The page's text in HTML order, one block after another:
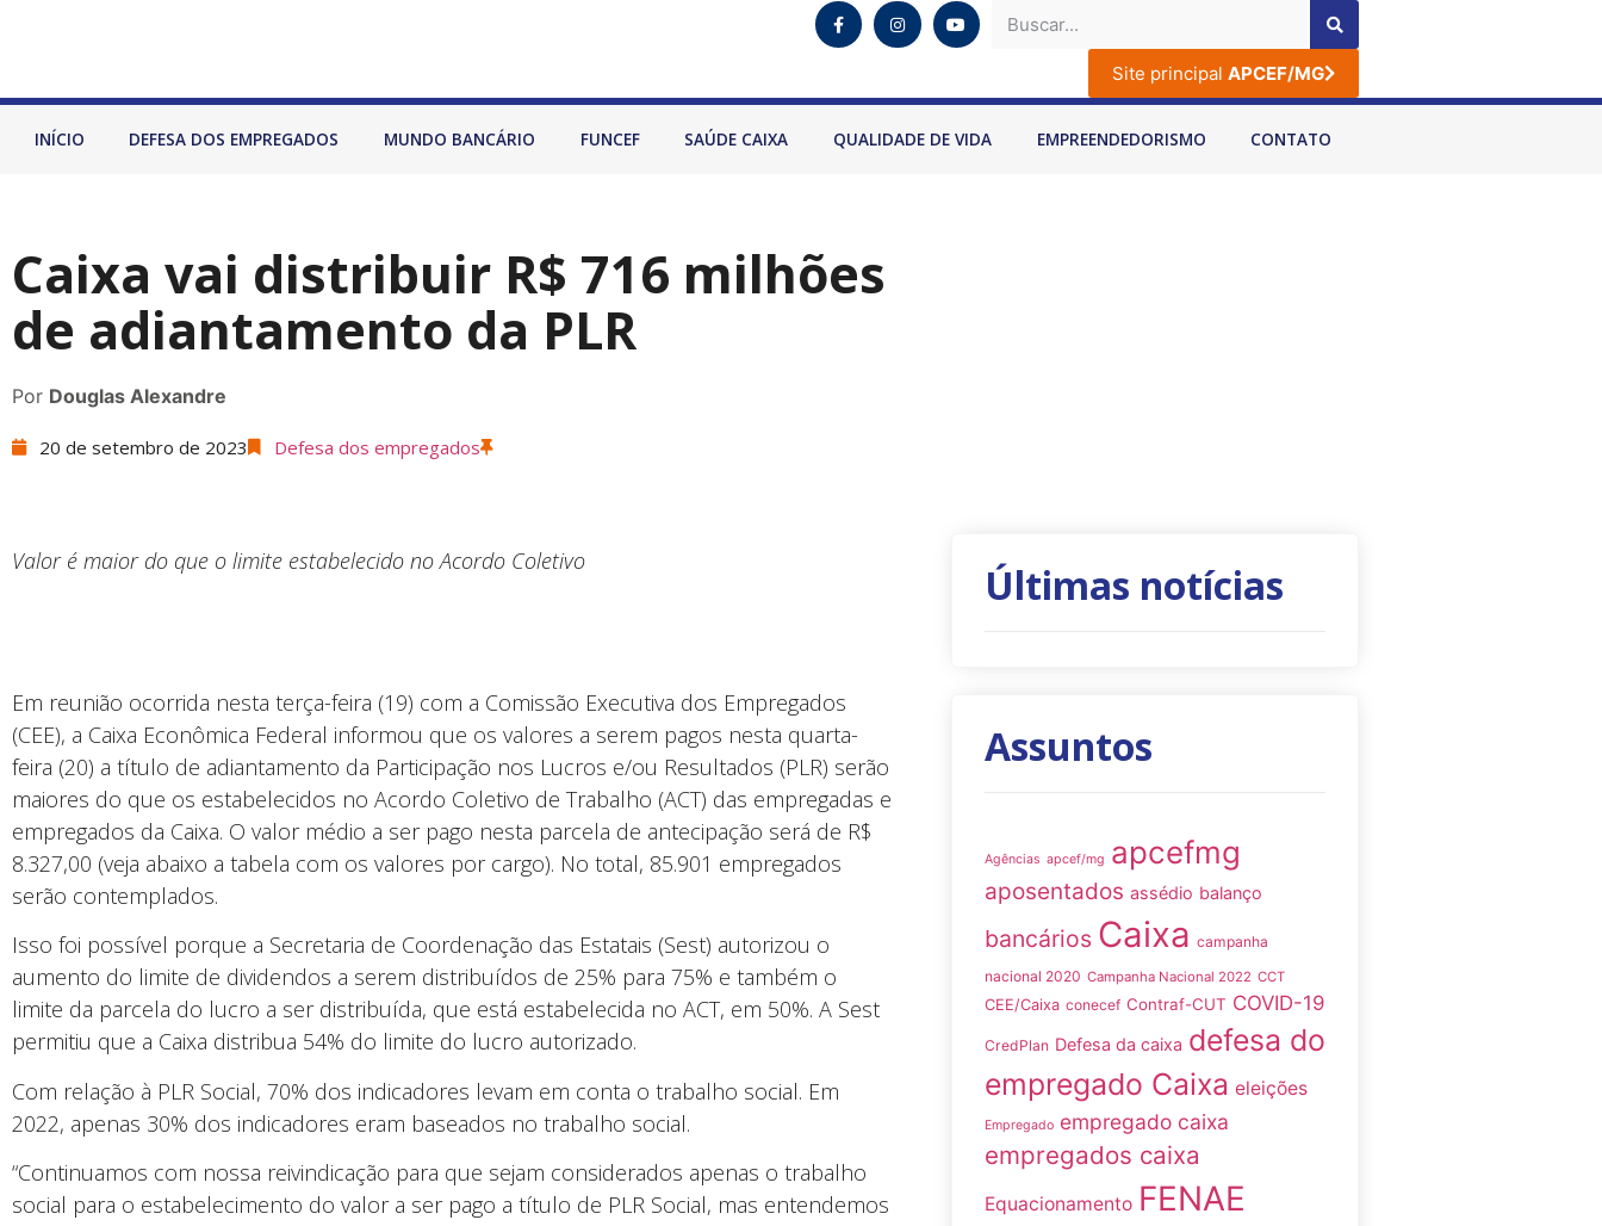
Site principal APCEF/MG
INÍCIO DEFESA DOS EMPREGADOS MUNDO BANCÁRIO FUNCEF SAÚDE CAIXA QUALIDADE DE VIDA EMPREENDEDORISMO CONTATO
Caixa vai distribuir R$ 716 milhões
de adiantamento da PLR
Por Douglas Alexandre
20 de setembro de 2023 Defesa dos empregados
Valor é maior do que o limite estabelecido no Acordo Coletivo
Em reunião ocorrida nesta terça-feira (19) com a Comissão Executiva dos Empregados
(CEE), a Caixa Econômica Federal informou que os valores a serem pagos nesta quarta-
feira (20) a título de adiantamento da Participação nos Lucros e/ou Resultados (PLR) serão
maiores do que os estabelecidos no Acordo Coletivo de Trabalho (ACT) das empregadas e
empregados da Caixa. O valor médio a ser pago nesta parcela de antecipação será de R$
8.327,00 (veja abaixo a tabela com os valores por cargo). No total, 85.901 empregados
serão contemplados.
Isso foi possível porque a Secretaria de Coordenação das Estatais (Sest) autorizou o
aumento do limite de dividendos a serem distribuídos de 25% para 75% e também o
limite da parcela do lucro a ser distribuída, que está estabelecida no ACT, em 50%. A Sest
permitiu que a Caixa distribua 54% do limite do lucro autorizado.
Com relação à PLR Social, 70% dos indicadores levam em conta o trabalho social. Em
2022, apenas 30% dos indicadores eram baseados no trabalho social.
“Continuamos com nossa reivindicação para que sejam considerados apenas o trabalho
social para o estabelecimento do valor a ser pago a título de PLR Social, mas entendemos
Últimas notícias
Assuntos
Agências apcef/mg apcefmg
aposentados assédio balanço
bancários Caixa campanha
nacional 2020 Campanha Nacional 2022 CCT
CEE/Caixa conecef Contraf-CUT COVID-19
CredPlan Defesa da caixa defesa do
empregado Caixa eleições
Empregado empregado caixa
empregados caixa
Equacionamento FENAE